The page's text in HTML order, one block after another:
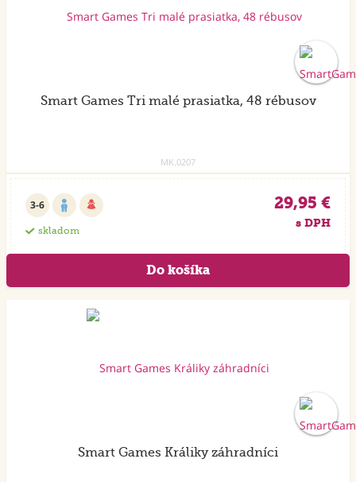
Smart Games Tri malé prasiatka, 48 rébusov
MK.0207
3-6
skladom
29,95 €
s DPH
Smart Games Králiky záhradníci